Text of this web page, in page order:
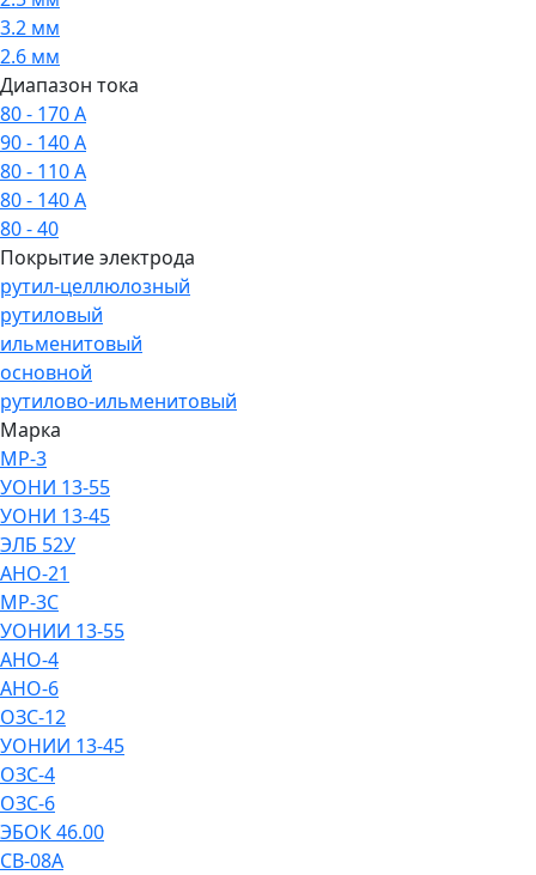
3.2 мм
2.6 мм
Диапазон тока
80 - 170 А
90 - 140 А
80 - 110 А
80 - 140 А
80 - 40
Покрытие электрода
рутил-целлюлозный
рутиловый
ильменитовый
основной
рутилово-ильменитовый
Марка
МР-3
УОНИ 13-55
УОНИ 13-45
ЭЛБ 52У
АНО-21
МР-3С
УОНИИ 13-55
АНО-4
АНО-6
ОЗС-12
УОНИИ 13-45
ОЗС-4
ОЗС-6
ЭБОК 46.00
СВ-08А